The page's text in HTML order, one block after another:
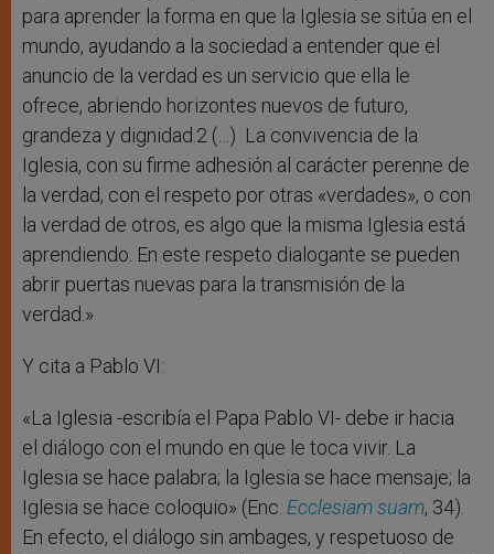
para aprender la forma en que la Iglesia se sitúa en el
mundo, ayudando a la sociedad a entender que el
anuncio de la verdad es un servicio que ella le
ofrece, abriendo horizontes nuevos de futuro,
grandeza y dignidad.2 (…) La convivencia de la
Iglesia, con su firme adhesión al carácter perenne de
la verdad, con el respeto por otras «verdades», o con
la verdad de otros, es algo que la misma Iglesia está
aprendiendo. En este respeto dialogante se pueden
abrir puertas nuevas para la transmisión de la
verdad.»
Y cita a Pablo VI:
«La Iglesia -escribía el Papa Pablo VI- debe ir hacia
el diálogo con el mundo en que le toca vivir. La
Iglesia se hace palabra; la Iglesia se hace mensaje; la
Iglesia se hace coloquio» (Enc. Ecclesiam suam, 34).
En efecto, el diálogo sin ambages, y respetuoso de